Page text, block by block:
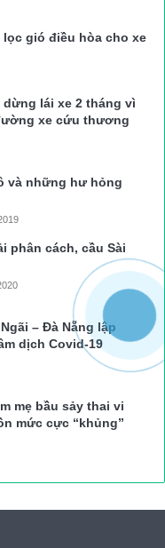
lọc gió điều hòa cho xe
dừng lái xe 2 tháng vì
xe cứu thương
và những hư hỏng
phân cách, cầu Sài
– Đà Nẵng lập
dịch Covid-19
mẹ bầu sảy thai vi
mức cực “khủng”